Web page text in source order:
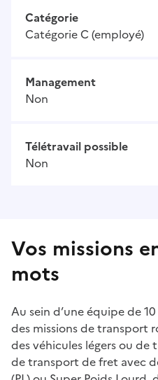
Catégorie
Catégorie C (employé)
Management
Non
Télétravail possible
Non
Vos missions
mots
Au sein d’une équipe de
des missions de transport
des véhicules légers ou
de transport de fret avec